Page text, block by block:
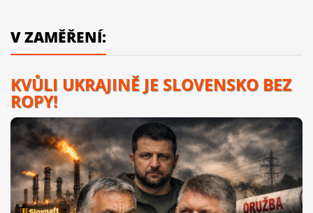
V ZAMĚŘENÍ:
KVŮLI UKRAJINĚ JE SLOVENSKO BEZ
ROPY!